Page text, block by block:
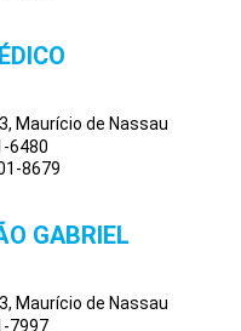
Maurício de Nassau
6480
8679
GABRIEL
Maurício de Nassau
7997